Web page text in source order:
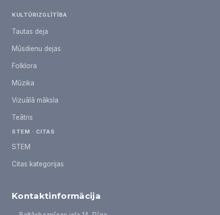
KULTŪRIZGLĪTĪBA
Tautas deja
Mūsdienu dejas
Folklora
Mūzika
Vizuālā māksla
Teātris
STEM · CITAS
STEM
Citas kategorijas
Kontaktinformācija